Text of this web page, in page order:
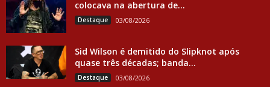
colocava na abertura de...
Destaque 03/08/2026
Sid Wilson é demitido do Slipknot após
quase três décadas; banda...
Destaque 03/08/2026